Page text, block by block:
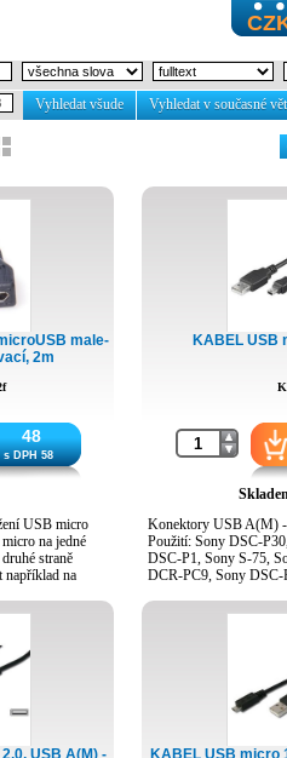
Vyhledat v současné
Vyhledat všude
male-
2m
48
s DPH 58
USB micro
na jedné
straně
například na
všech kabelů s
zpětně
kabel s
KABEL USB
Konektory USB A(M)
Použití: Sony DSC-
DSC-P1, Sony S-75,
DCR-PC9, Sony
USB A(M) -
KABEL USB micro